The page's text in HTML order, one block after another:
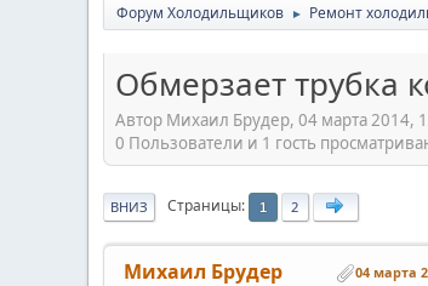
Форум Холодильщиков ► Ремонт
Обмерзает трубка
Автор Михаил Брудер, 04 марта 2014,
0 Пользователи и 1 гость
ВНИЗ Страницы 1 2
Михаил Брудер 04 марта